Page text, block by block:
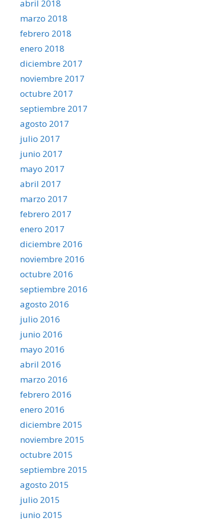
abril 2018
marzo 2018
febrero 2018
enero 2018
diciembre 2017
noviembre 2017
octubre 2017
septiembre 2017
agosto 2017
julio 2017
junio 2017
mayo 2017
abril 2017
marzo 2017
febrero 2017
enero 2017
diciembre 2016
noviembre 2016
octubre 2016
septiembre 2016
agosto 2016
julio 2016
junio 2016
mayo 2016
abril 2016
marzo 2016
febrero 2016
enero 2016
diciembre 2015
noviembre 2015
octubre 2015
septiembre 2015
agosto 2015
julio 2015
junio 2015